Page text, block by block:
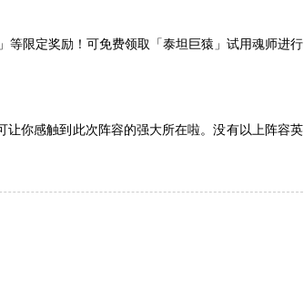
等限定奖励！可免费领取「泰坦巨猿」试用魂师进行
你感触到此次阵容的强大所在啦。没有以上阵容英